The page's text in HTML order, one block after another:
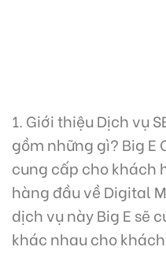
1. Giới thiệu Dịch vụ
gồm những gì? Big E
cung cấp cho khách
hàng đầu về Digital
dịch vụ này Big E sẽ
khác nhau cho